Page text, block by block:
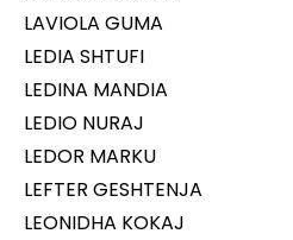
LAVIOLA GUMA
LEDIA SHTUFI
LEDINA MANDIA
LEDIO NURAJ
LEDOR MARKU
LEFTER GESHTENJA
LEONIDHA KOKAJ